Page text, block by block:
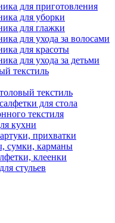
для приготовления
для уборки
для глажки
для ухода за волосами
для красоты
для ухода за детьми
текстиль
текстиль
для стола
текстиля
кухни
прихватки
сумки, карманы
клеенки
стульев